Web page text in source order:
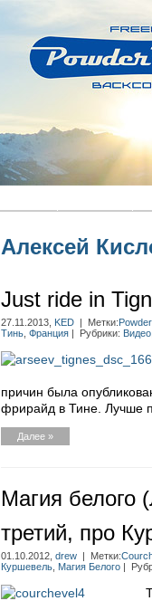
Алексей
Just ride in
27.11.2013, KED | Метки:
Тинь Франция | Рубрики: Видео
причин была
фрирайд в Тине. Лучше
Далее »
Магия белого
третий, про
01.10.2012, drew | Метки:
Куршевель Магия Белого |